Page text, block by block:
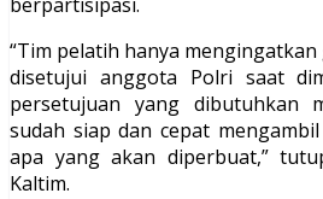
“Tim pelatih hanya
disetujui anggota Polri saat
persetujuan yang dibutuhkan
sudah siap dan cepat
apa yang akan diperbuat,”
Kaltim.